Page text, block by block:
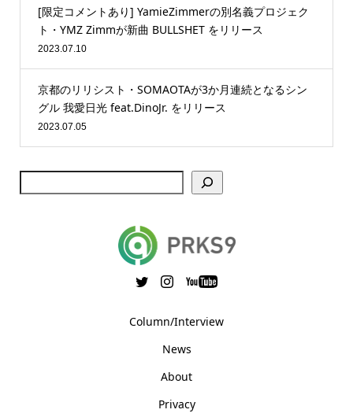
[限定コメントあり] YamieZimmerの別名義プロジェク
ト・YMZ Zimmが新曲 BULLSHET をリリース
2023.07.10
京都のリリシスト・SOMAOTAが3か月連続となるシン
グル 我愛日光 feat.DinoJr. をリリース
2023.07.05
Column/Interview
News
About
Privacy